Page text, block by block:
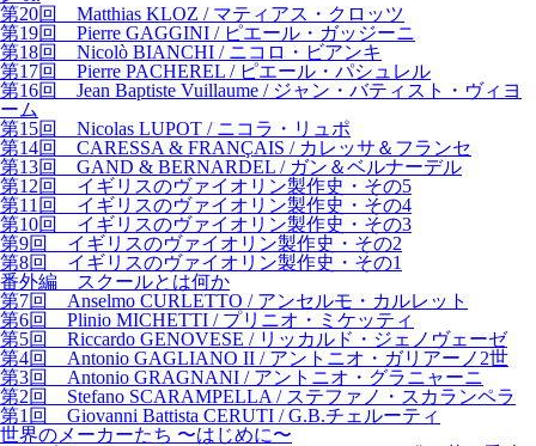
第20回 Matthias KLOZ / マティアス・クロッツ
第19回 Pierre GAGGINI / ピエール・ガッジーニ
第18回 Nicolò BIANCHI / ニコロ・ビアンキ
第17回 Pierre PACHEREL / ピエール・パシュレル
第16回 Jean Baptiste Vuillaume / ジャン・バティスト・ヴィヨ
ーム
第15回 Nicolas LUPOT / ニコラ・リュポ
第14回 CARESSA & FRANÇAIS / カレッサ＆フランセ
第13回 GAND & BERNARDEL / ガン＆ベルナーデル
第12回 イギリスのヴァイオリン製作史・その5
第11回 イギリスのヴァイオリン製作史・その4
第10回 イギリスのヴァイオリン製作史・その3
第9回 イギリスのヴァイオリン製作史・その2
第8回 イギリスのヴァイオリン製作史・その1
番外編 スクールとは何か
第7回 Anselmo CURLETTO / アンセルモ・カルレット
第6回 Plinio MICHETTI / プリニオ・ミケッティ
第5回 Riccardo GENOVESE / リッカルド・ジェノヴェーゼ
第4回 Antonio GAGLIANO II / アントニオ・ガリアーノ2世
第3回 Antonio GRAGNANI / アントニオ・グラニャーニ
第2回 Stefano SCARAMPELLA / ステファノ・スカランペラ
第1回 Giovanni Battista CERUTI / G.B.チェルーティ
世界のメーカーたち 〜はじめに〜